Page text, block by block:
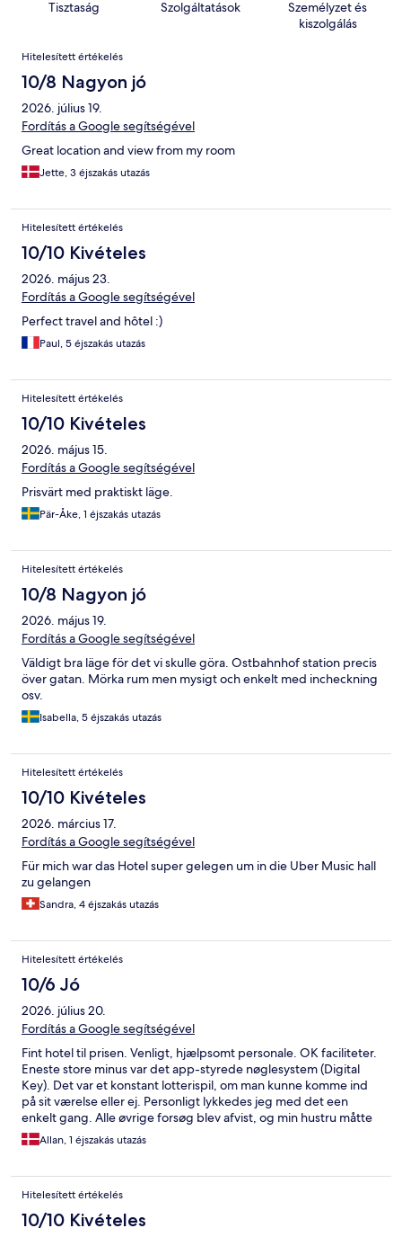
Tisztaság Szolgáltatások
Személyzet és
kiszolgálás
Értékelések
Hitelesített értékelés
10/8 Nagyon jó
2026. július 19.
Fordítás a Google segítségével
Great location and view from my room
Jette, 3 éjszakás utazás
Hitelesített értékelés
10/10 Kivételes
2026. május 23.
Fordítás a Google segítségével
Perfect travel and hôtel :)
Paul, 5 éjszakás utazás
Hitelesített értékelés
10/10 Kivételes
2026. május 15.
Fordítás a Google segítségével
Prisvärt med praktiskt läge.
Pär-Åke, 1 éjszakás utazás
Hitelesített értékelés
10/8 Nagyon jó
2026. május 19.
Fordítás a Google segítségével
Väldigt bra läge för det vi skulle göra. Ostbahnhof station precis
över gatan. Mörka rum men mysigt och enkelt med incheckning
osv.
Isabella, 5 éjszakás utazás
Hitelesített értékelés
10/10 Kivételes
2026. március 17.
Fordítás a Google segítségével
Für mich war das Hotel super gelegen um in die Uber Music hall
zu gelangen
Sandra, 4 éjszakás utazás
Hitelesített értékelés
10/6 Jó
2026. július 20.
Fordítás a Google segítségével
Fint hotel til prisen. Venligt, hjælpsomt personale. OK faciliteter.
Eneste store minus var det app-styrede nøglesystem (Digital
Key). Det var et konstant lotterispil, om man kunne komme ind
på sit værelse eller ej. Personligt lykkedes jeg med det een
enkelt gang. Alle øvrige forsøg blev afvist, og min hustru måtte
lukke mig ind. Vores søn formåede at lukke sig helt ude af sin
etage, og fik konstant sin nøgle afvist. Systemet bygger på en
irritationsfaktor.
Allan, 1 éjszakás utazás
Hitelesített értékelés
10/10 Kivételes